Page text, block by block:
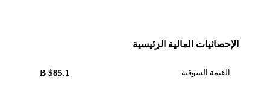
الإحصائيات المالية الرئيسية
القيمة السوقية $85.1 B